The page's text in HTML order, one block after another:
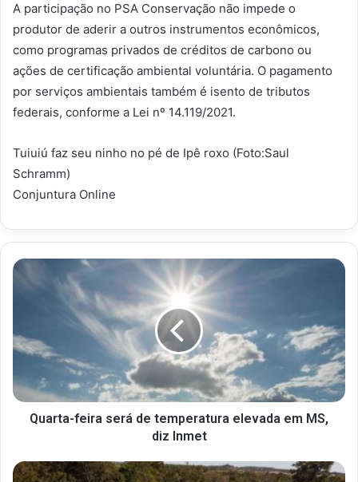
A participação no PSA Conservação não impede o
produtor de aderir a outros instrumentos econômicos,
como programas privados de créditos de carbono ou
ações de certificação ambiental voluntária. O pagamento
por serviços ambientais também é isento de tributos
federais, conforme a Lei nº 14.119/2021.
Tuiuiú faz seu ninho no pé de Ipê roxo (Foto:Saul
Schramm)
Conjuntura Online
Quarta-feira será de temperatura elevada em MS,
diz Inmet